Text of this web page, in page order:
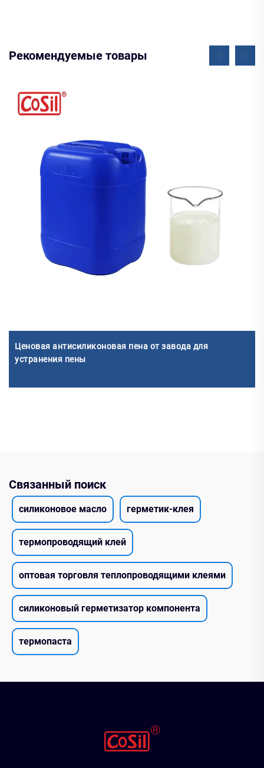
Рекомендуемые товары
Ценовая антисиликоновая пена от завода для
устранения пены
Связанный поиск
силиконовое масло герметик-клея
термопроводящий клей
оптовая торговля теплопроводящими клеями
силиконовый герметизатор компонента
термопаста